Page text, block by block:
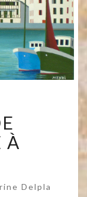
À
Delpla